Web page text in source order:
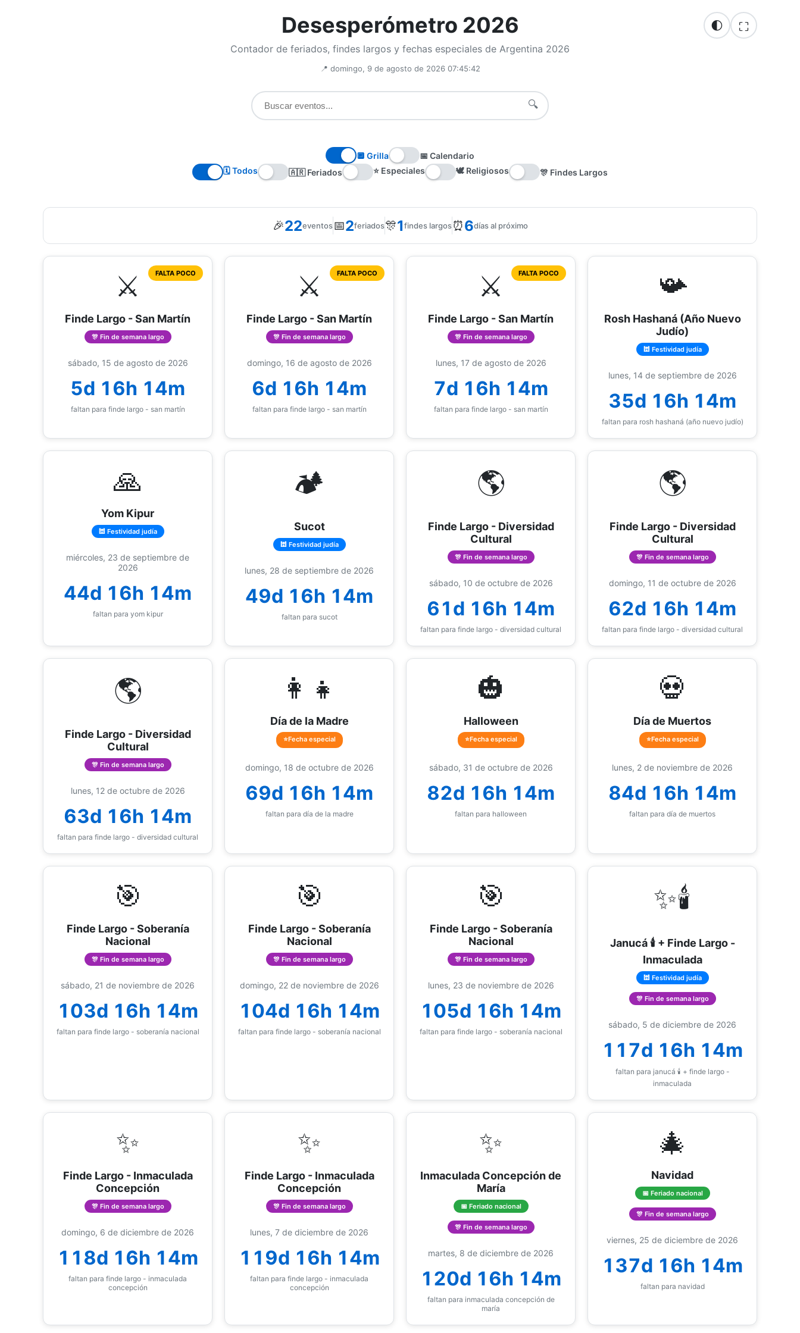
🌓 ⛶
Desesperómetro 2026
Contador de feriados, findes largos y fechas especiales de Argentina 2026
📍 domingo, 9 de agosto de 2026 07:45:42
🔍
🔲 Grilla
📅 Calendario
🗓️ Todos
🇦🇷 Feriados ⭐ Especiales 🕊️ Religiosos 🎊 Findes Largos
🎉22eventos 📅2feriados🎊1findes largos ⏰6días al próximo
⚔️
Finde Largo - San Martín
🎊 Fin de semana largo
sábado, 15 de agosto de 2026
5d 16h 14m
faltan para finde largo - san martín
FALTA POCO ⚔️
Finde Largo - San Martín
🎊 Fin de semana largo
domingo, 16 de agosto de 2026
6d 16h 14m
faltan para finde largo - san martín
FALTA POCO ⚔️
Finde Largo - San Martín
🎊 Fin de semana largo
lunes, 17 de agosto de 2026
7d 16h 14m
faltan para finde largo - san martín
FALTA POCO 📯
Rosh Hashaná (Año Nuevo
Judío)
🕍 Festividad judía
lunes, 14 de septiembre de 2026
35d 16h 14m
faltan para rosh hashaná (año nuevo judío)
🙏
Yom Kipur
🕍 Festividad judía
miércoles, 23 de septiembre de
2026
44d 16h 14m
faltan para yom kipur
🏕️
Sucot
🕍 Festividad judía
lunes, 28 de septiembre de 2026
49d 16h 14m
faltan para sucot
🌎
Finde Largo - Diversidad
Cultural
🎊 Fin de semana largo
sábado, 10 de octubre de 2026
61d 16h 14m
faltan para finde largo - diversidad cultural
🌎
Finde Largo - Diversidad
Cultural
🎊 Fin de semana largo
domingo, 11 de octubre de 2026
62d 16h 14m
faltan para finde largo - diversidad cultural
🌎
Finde Largo - Diversidad
Cultural
🎊 Fin de semana largo
lunes, 12 de octubre de 2026
63d 16h 14m
faltan para finde largo - diversidad cultural
👩‍👧
Día de la Madre
⭐Fecha especial
domingo, 18 de octubre de 2026
69d 16h 14m
faltan para día de la madre
🎃
Halloween
⭐Fecha especial
sábado, 31 de octubre de 2026
82d 16h 14m
faltan para halloween
💀
Día de Muertos
⭐Fecha especial
lunes, 2 de noviembre de 2026
84d 16h 14m
faltan para día de muertos
🎯
Finde Largo - Soberanía
Nacional
🎊 Fin de semana largo
sábado, 21 de noviembre de 2026
103d 16h 14m
faltan para finde largo - soberanía nacional
🎯
Finde Largo - Soberanía
Nacional
🎊 Fin de semana largo
domingo, 22 de noviembre de 2026
104d 16h 14m
faltan para finde largo - soberanía nacional
🎯
Finde Largo - Soberanía
Nacional
🎊 Fin de semana largo
lunes, 23 de noviembre de 2026
105d 16h 14m
faltan para finde largo - soberanía nacional
✨🕯️
Janucá 🕯️ + Finde Largo -
Inmaculada
🕍 Festividad judía
🎊 Fin de semana largo
sábado, 5 de diciembre de 2026
117d 16h 14m
faltan para janucá 🕯️ + finde largo -
inmaculada
✨
Finde Largo - Inmaculada
Concepción
🎊 Fin de semana largo
domingo, 6 de diciembre de 2026
118d 16h 14m
faltan para finde largo - inmaculada
concepción
✨
Finde Largo - Inmaculada
Concepción
🎊 Fin de semana largo
lunes, 7 de diciembre de 2026
119d 16h 14m
faltan para finde largo - inmaculada
concepción
✨
Inmaculada Concepción de
María
📅 Feriado nacional
🎊 Fin de semana largo
martes, 8 de diciembre de 2026
120d 16h 14m
faltan para inmaculada concepción de
maría
🎄
Navidad
📅 Feriado nacional
🎊 Fin de semana largo
viernes, 25 de diciembre de 2026
137d 16h 14m
faltan para navidad